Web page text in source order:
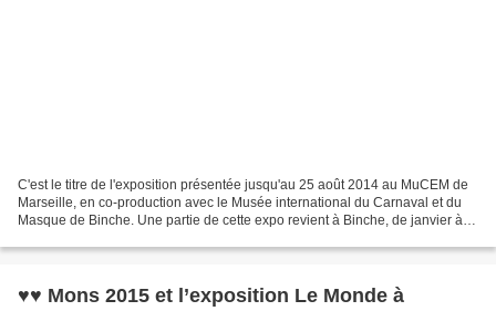
C'est le titre de l'exposition présentée jusqu'au 25 août 2014 au MuCEM de
Marseille, en co-production avec le Musée international du Carnaval et du
Masque de Binche. Une partie de cette expo revient à Binche, de janvier à
♥♥ Mons 2015 et l’exposition Le Monde à